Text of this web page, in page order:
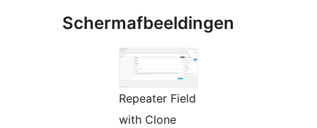
Schermafbeeldingen
Repeater Field
with Clone